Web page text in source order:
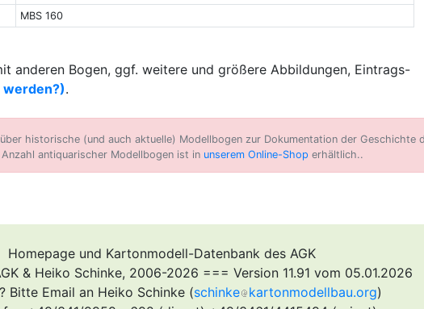
MBS 160
anderen Bogen, ggf. weitere und größere Abbildungen, Eintrags-
.
historische (und auch aktuelle) Modellbogen zur Dokumentation der Geschichte
antiquarischer Modellbogen ist in unserem Online-Shop erhältlich..
Homepage und Kartonmodell-Datenbank des AGK
& Heiko Schinke, 2006-2026 === Version 11.91 vom 05.01.2026
Bitte Email an Heiko Schinke (schinke kartonmodellbau.org)